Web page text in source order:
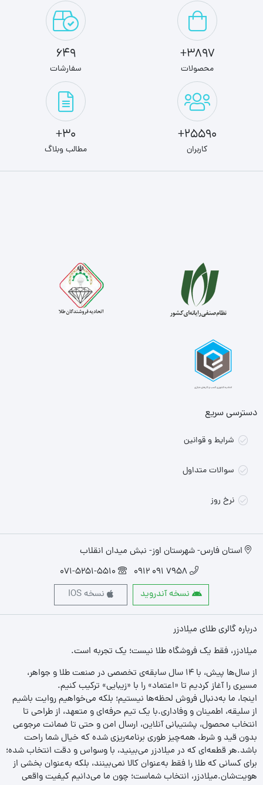
3897+
محصولات
649
سفارشات
25590+
کاربران
30+
مطالب وبلاگ
دسترسی سریع
شرایط و قوانین
سوالات متداول
نرخ روز
استان فارس- شهرستان اوز- نبش میدان انقلاب
7958 091 0912
071-5251-5510
نسخه آندروید
نسخه IOS
درباره گالری طلای میلادزر
میلادزر، فقط یک فروشگاه طلا نیست؛ یک تجربه‌ است.
از سال‌ها پیش، با ۱۴ سال سابقه‌ی تخصصی در صنعت طلا و جواهر،
مسیری را آغاز کردیم تا «اعتماد» را با «زیبایی» ترکیب کنیم.
اینجا، ما به‌دنبال فروش لحظه‌ها نیستیم؛ بلکه می‌خواهیم روایت باشیم
از سلیقه، اطمینان و وفاداری.با یک تیم حرفه‌ای و متعهد، از طراحی تا
انتخاب محصول، پشتیبانی آنلاین، ارسال امن و حتی تا ضمانت مرجوعی
بدون قید و شرط، همه‌چیز طوری برنامه‌ریزی شده که خیال شما راحت
باشد.هر قطعه‌ای که در میلادزر می‌بینید، با وسواس و دقت انتخاب شده؛
برای کسانی که طلا را فقط به‌عنوان کالا نمی‌بینند، بلکه به‌عنوان بخشی از
هویت‌شان.میلادزر، انتخاب شماست؛ چون ما می‌دانیم کیفیت واقعی